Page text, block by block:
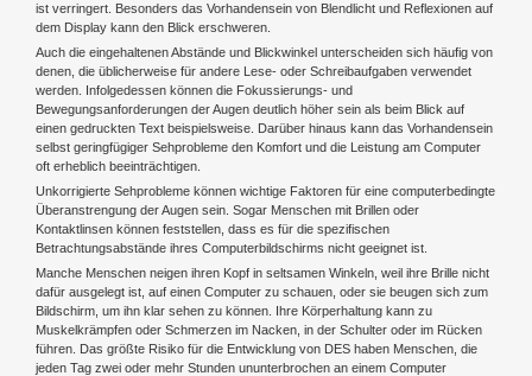
ist verringert. Besonders das Vorhandensein von Blendlicht und Reflexionen auf
dem Display kann den Blick erschweren.
Auch die eingehaltenen Abstände und Blickwinkel unterscheiden sich häufig von
denen, die üblicherweise für andere Lese- oder Schreibaufgaben verwendet
werden. Infolgedessen können die Fokussierungs- und
Bewegungsanforderungen der Augen deutlich höher sein als beim Blick auf
einen gedruckten Text beispielsweise. Darüber hinaus kann das Vorhandensein
selbst geringfügiger Sehprobleme den Komfort und die Leistung am Computer
oft erheblich beeinträchtigen.
Unkorrigierte Sehprobleme können wichtige Faktoren für eine computerbedingte
Überanstrengung der Augen sein. Sogar Menschen mit Brillen oder
Kontaktlinsen können feststellen, dass es für die spezifischen
Betrachtungsabstände ihres Computerbildschirms nicht geeignet ist.
Manche Menschen neigen ihren Kopf in seltsamen Winkeln, weil ihre Brille nicht
dafür ausgelegt ist, auf einen Computer zu schauen, oder sie beugen sich zum
Bildschirm, um ihn klar sehen zu können. Ihre Körperhaltung kann zu
Muskelkrämpfen oder Schmerzen im Nacken, in der Schulter oder im Rücken
führen. Das größte Risiko für die Entwicklung von DES haben Menschen, die
jeden Tag zwei oder mehr Stunden ununterbrochen an einem Computer